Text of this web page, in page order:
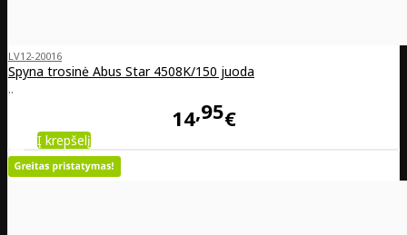
LV12-20016
Spyna trosinė Abus Star 4508K/150 juoda
..
14 95€
Į krepšelį